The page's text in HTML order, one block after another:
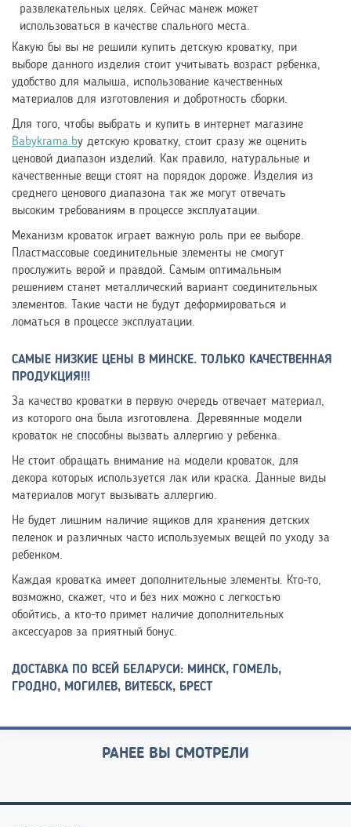
развлекательных целях. Сейчас манеж может
использоваться в качестве спального места.
Какую бы вы не решили купить детскую кроватку, при
выборе данного изделия стоит учитывать возраст ребенка,
удобство для малыша, использование качественных
материалов для изготовления и добротность сборки.
Для того, чтобы выбрать и купить в интернет магазине
Babykrama.by детскую кроватку, стоит сразу же оценить
ценовой диапазон изделий. Как правило, натуральные и
качественные вещи стоят на порядок дороже. Изделия из
среднего ценового диапазона так же могут отвечать
высоким требованиям в процессе эксплуатации.
Механизм кроваток играет важную роль при ее выборе.
Пластмассовые соединительные элементы не смогут
прослужить верой и правдой. Самым оптимальным
решением станет металлический вариант соединительных
элементов. Такие части не будут деформироваться и
ломаться в процессе эксплуатации.
САМЫЕ НИЗКИЕ ЦЕНЫ В МИНСКЕ. ТОЛЬКО КАЧЕСТВЕННАЯ
ПРОДУКЦИЯ!!!
За качество кроватки в первую очередь отвечает материал,
из которого она была изготовлена. Деревянные модели
кроваток не способны вызвать аллергию у ребенка.
Не стоит обращать внимание на модели кроваток, для
декора которых используется лак или краска. Данные виды
материалов могут вызывать аллергию.
Не будет лишним наличие ящиков для хранения детских
пеленок и различных часто используемых вещей по уходу за
ребенком.
Каждая кроватка имеет дополнительные элементы. Кто-то,
возможно, скажет, что и без них можно с легкостью
обойтись, а кто-то примет наличие дополнительных
аксессуаров за приятный бонус.
ДОСТАВКА ПО ВСЕЙ БЕЛАРУСИ: МИНСК, ГОМЕЛЬ,
ГРОДНО, МОГИЛЕВ, ВИТЕБСК, БРЕСТ
РАНЕЕ ВЫ СМОТРЕЛИ